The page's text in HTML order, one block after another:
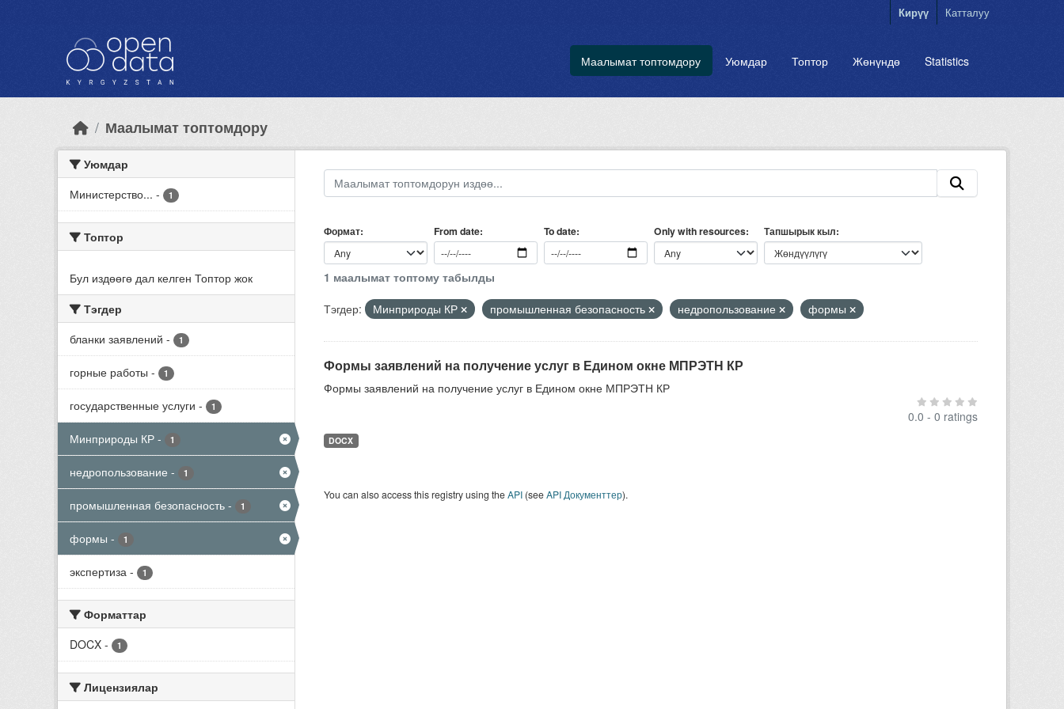
Кирүү Катталуу
Маалымат топтомдору Уюмдар Топтор Жөнүндө Statistics
Маалымат топтомдору
Уюмдар
Министерство... - 1
Топтор
Бул издөөгө дал келген Топтор жок
Тэгдер
бланки заявлений - 1
горные работы - 1
государственные услуги - 1
Минприроды КР - 1
недропользование - 1
промышленная безопасность - 1
формы - 1
экспертиза - 1
Форматтар
DOCX - 1
Лицензиялар
Формат From date To date Only with resources Тапшырык кыл
1 маалымат топтому табылды
Тэгдер:
Минприроды КР промышленная безопасность недропользование формы
Формы заявлений на получение услуг в Едином окне МПРЭТН КР
Формы заявлений на получение услуг в Едином окне МПРЭТН КР
0.0 - 0 ratings
DOCX
You can also access this registry using theAPI(seeAPI Документтер).